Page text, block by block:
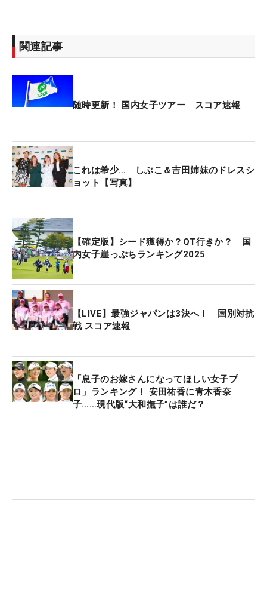
保が持つトータル19アンダーで、その更新へ順調な
歩み。また最多差ストロークVなど記録づくめの勝
3位にはトータル10アンダーの阿部未悠、トータル8
西村優菜はトータル2アンダー、渋野日向子はトー
タル1オーバーで後半をプレーしている。
関連記事
随時更新！ 国内女子ツアー スコア速報
これは希少… しぶこ＆吉田姉妹のドレスシ
ョット【写真】
【確定版】シード獲得か？QT行きか？ 国
内女子崖っぷちランキング2025
【LIVE】最強ジャパンは3決へ！ 国別対抗
戦 スコア速報
「息子のお嫁さんになってほしい女子プ
ロ」ランキング！ 安田祐香に青木香奈
子……現代版“大和撫子”は誰だ？